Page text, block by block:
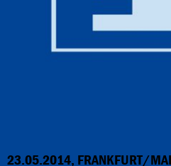
23.05.2014, FRANKFURT/